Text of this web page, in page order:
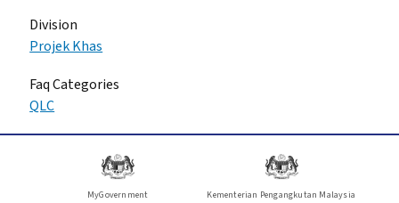
Division
Projek Khas
Faq Categories
QLC
MyGovernment Kementerian Pengangkutan Malaysia